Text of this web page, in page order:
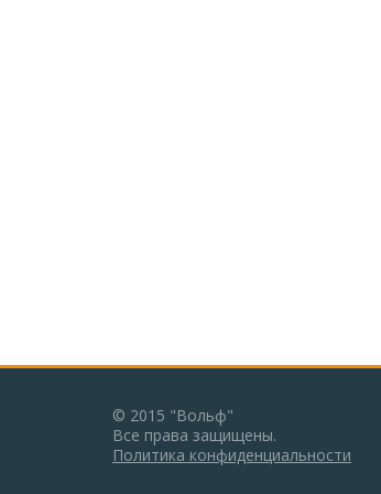
© 2015 "Вольф"
Все права защищены.
Политика конфиденциальности